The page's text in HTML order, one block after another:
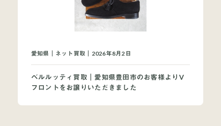
愛知県｜ネット買取｜2026年8月2日
ベルルッティ買取｜愛知県豊田市のお客様よりV
フロントをお譲りいただきました